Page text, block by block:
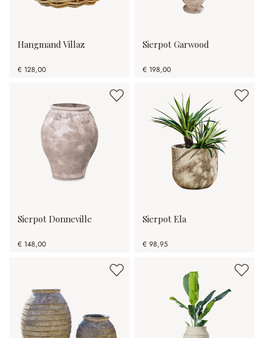
Hangmand Villaz
€ 128,00
Sierpot Garwood
€ 198,00
Sierpot Donneville
€ 148,00
Sierpot Ela
€ 98,95